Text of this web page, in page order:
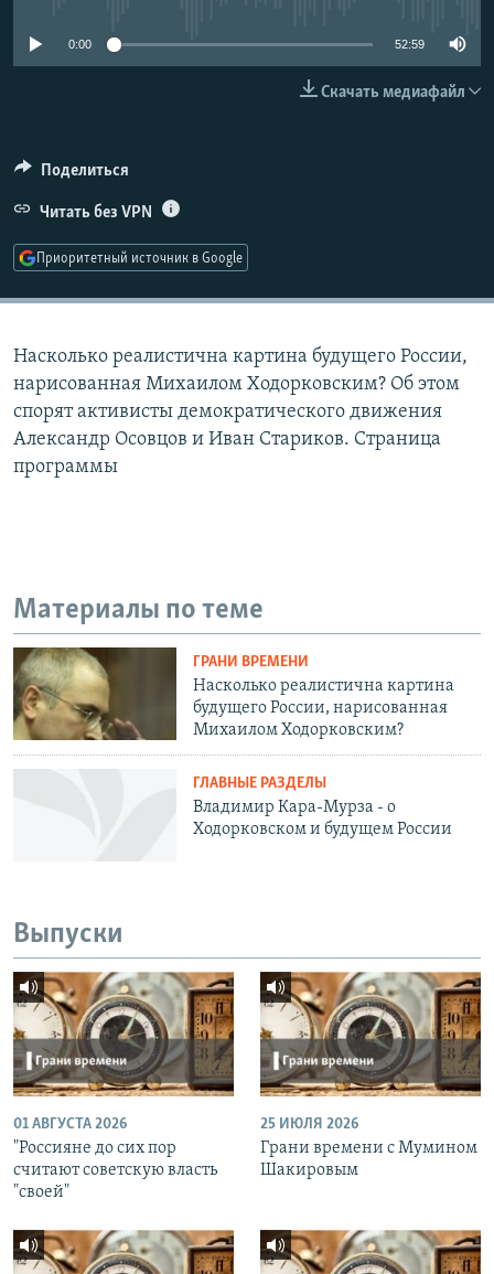
Все сайты РСЕ/РС
0:00 52:59
Скачать медиафайл
Поделиться
Читать без VPN
Приоритетный источник в Google
Насколько реалистична картина будущего России,
нарисованная Михаилом Ходорковским? Об этом
спорят активисты демократического движения
Александр Осовцов и Иван Стариков. Страница
программы
Материалы по теме
ГРАНИ ВРЕМЕНИ
Насколько реалистична картина
будущего России, нарисованная
Михаилом Ходорковским?
ГЛАВНЫЕ РАЗДЕЛЫ
Владимир Кара-Мурза - о
Ходорковском и будущем России
Выпуски
01 АВГУСТА 2026
"Россияне до сих пор
считают советскую власть
"своей"
25 ИЮЛЯ 2026
Грани времени с Мумином
Шакировым